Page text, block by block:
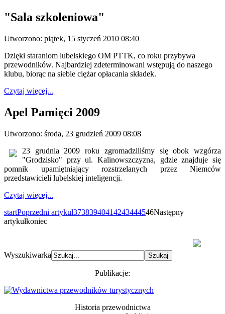
"Sala szkoleniowa"
Utworzono: piątek, 15 styczeń 2010 08:40
Dzięki staraniom lubelskiego OM PTTK, co roku przybywa
przewodników. Najbardziej zdeterminowani wstępują do naszego
klubu, biorąc na siebie ciężar opłacania składek.
Czytaj więcej...
Apel Pamięci 2009
Utworzono: środa, 23 grudzień 2009 08:08
23 grudnia 2009 roku zgromadziliśmy się obok wzgórza
"Grodzisko" przy ul. Kalinowszczyzna, gdzie znajduje się
pomnik upamiętniający rozstrzelanych przez Niemców
przedstawicieli lubelskiej inteligencji.
Czytaj więcej...
startPoprzedni artykuł37383940414243444546Następny
artykułkoniec
Wyszukiwarka
Publikacje:
Historia przewodnictwa